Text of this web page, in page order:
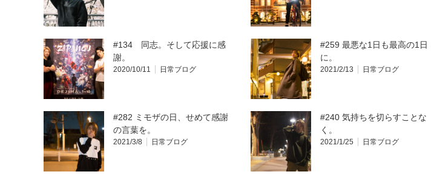
#134 同志。そして応援に感
謝。
2020/10/11 日常ブログ
#259 最悪な1日も最高の1日
に。
2021/2/13 日常ブログ
#282 ミモザの日、せめて感謝
の言葉を。
2021/3/8 日常ブログ
#240 気持ちを切らすことな
く。
2021/1/25 日常ブログ